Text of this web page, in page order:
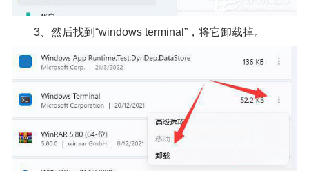
3、然后找到“windows terminal”，将它卸载掉。